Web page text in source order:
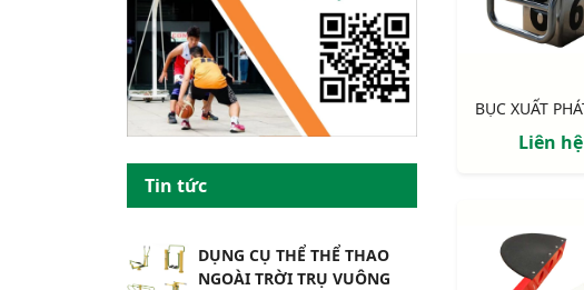
Tin tức
DỤNG CỤ THỂ THỂ THAO
NGOÀI TRỜI TRỤ VUÔNG
Liên hệ